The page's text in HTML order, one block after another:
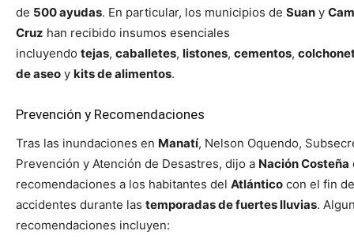
de 500 ayudas. En particular, los municipios de Suan y
Cruz han recibido insumos esenciales
incluyendo tejas, caballetes, listones, cementos,
de aseo y kits de alimentos.
Prevención y Recomendaciones
Tras las inundaciones en Manatí, Nelson Oquendo,
Prevención y Atención de Desastres, dijo a Nación Costeña
recomendaciones a los habitantes del Atlántico con el fin
accidentes durante las temporadas de fuertes lluvias.
recomendaciones incluyen: